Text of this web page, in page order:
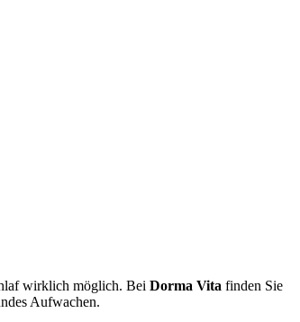
wirklich möglich. Bei Dorma Vita finden Sie
Aufwachen.